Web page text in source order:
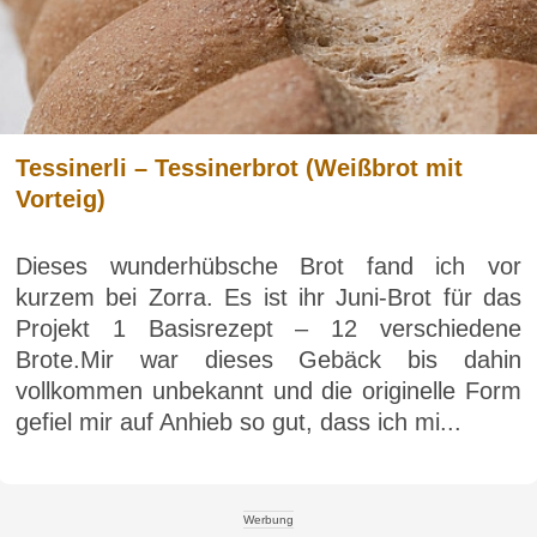
Tessinerli – Tessinerbrot (Weißbrot mit
Vorteig)
Dieses wunderhübsche Brot fand ich vor
kurzem bei Zorra. Es ist ihr Juni-Brot für das
Projekt 1 Basisrezept – 12 verschiedene
Brote.Mir war dieses Gebäck bis dahin
vollkommen unbekannt und die originelle Form
gefiel mir auf Anhieb so gut, dass ich mi...
Werbung